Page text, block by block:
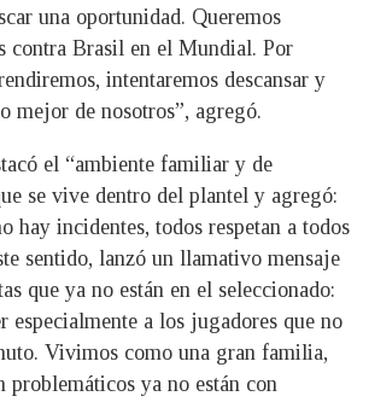
una oportunidad. Queremos
contra Brasil en el Mundial. Por
intentaremos descansar y
mejor de nosotros”, agregó.
el “ambiente familiar y de
se vive dentro del plantel y agregó:
hay incidentes, todos respetan a todos
sentido, lanzó un llamativo mensaje
que ya no están en el seleccionado:
especialmente a los jugadores que no
Vivimos como una gran familia,
problemáticos ya no están con